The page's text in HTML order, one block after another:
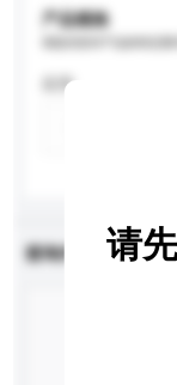
产品规格
应用
查询内容
请